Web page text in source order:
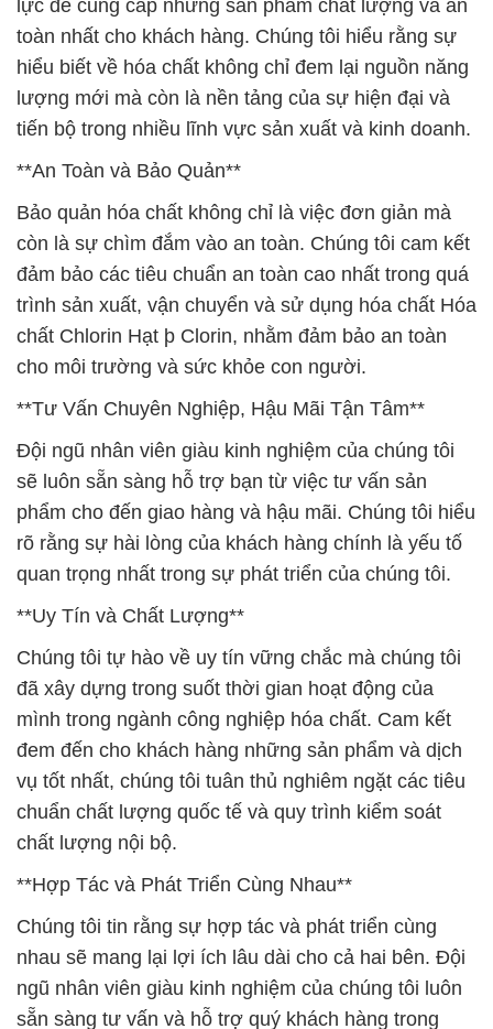
lực để cung cấp những sản phẩm chất lượng và an
toàn nhất cho khách hàng. Chúng tôi hiểu rằng sự
hiểu biết về hóa chất không chỉ đem lại nguồn năng
lượng mới mà còn là nền tảng của sự hiện đại và
tiến bộ trong nhiều lĩnh vực sản xuất và kinh doanh.
**An Toàn và Bảo Quản**
Bảo quản hóa chất không chỉ là việc đơn giản mà
còn là sự chìm đắm vào an toàn. Chúng tôi cam kết
đảm bảo các tiêu chuẩn an toàn cao nhất trong quá
trình sản xuất, vận chuyển và sử dụng hóa chất Hóa
chất Chlorin Hạt þ Clorin, nhằm đảm bảo an toàn
cho môi trường và sức khỏe con người.
**Tư Vấn Chuyên Nghiệp, Hậu Mãi Tận Tâm**
Đội ngũ nhân viên giàu kinh nghiệm của chúng tôi
sẽ luôn sẵn sàng hỗ trợ bạn từ việc tư vấn sản
phẩm cho đến giao hàng và hậu mãi. Chúng tôi hiểu
rõ rằng sự hài lòng của khách hàng chính là yếu tố
quan trọng nhất trong sự phát triển của chúng tôi.
**Uy Tín và Chất Lượng**
Chúng tôi tự hào về uy tín vững chắc mà chúng tôi
đã xây dựng trong suốt thời gian hoạt động của
mình trong ngành công nghiệp hóa chất. Cam kết
đem đến cho khách hàng những sản phẩm và dịch
vụ tốt nhất, chúng tôi tuân thủ nghiêm ngặt các tiêu
chuẩn chất lượng quốc tế và quy trình kiểm soát
chất lượng nội bộ.
**Hợp Tác và Phát Triển Cùng Nhau**
Chúng tôi tin rằng sự hợp tác và phát triển cùng
nhau sẽ mang lại lợi ích lâu dài cho cả hai bên. Đội
ngũ nhân viên giàu kinh nghiệm của chúng tôi luôn
sẵn sàng tư vấn và hỗ trợ quý khách hàng trong